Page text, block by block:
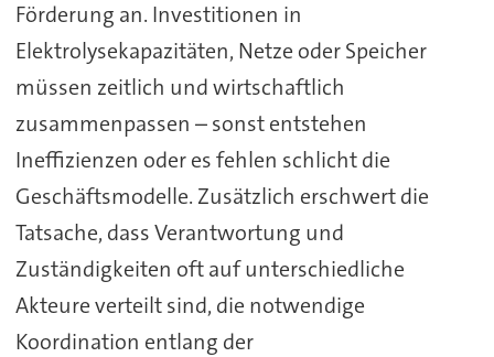
Förderung an. Investitionen in
Elektrolysekapazitäten, Netze oder Speicher
müssen zeitlich und wirtschaftlich
zusammenpassen – sonst entstehen
Ineffizienzen oder es fehlen schlicht die
Geschäftsmodelle. Zusätzlich erschwert die
Tatsache, dass Verantwortung und
Zuständigkeiten oft auf unterschiedliche
Akteure verteilt sind, die notwendige
Koordination entlang der